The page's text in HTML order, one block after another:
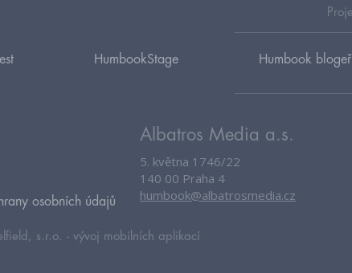
HumbookStage Humbook
osobních údajů
Albatros Media a.s.
5. května 1746/22
140 00 Praha 4
humbook@albatrosmedia.cz
s.r.o. - vývoj mobilních aplikací